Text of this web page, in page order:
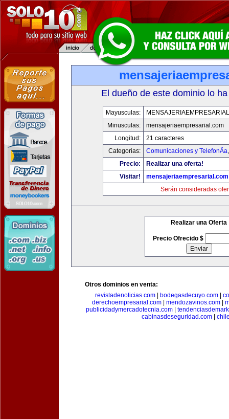
El dueño de este dominio lo
Mayusculas:
Minusculas:
mensajeriaempresarial.com
Longitud:
21 caracteres
Categorias:
Comunicaciones y TelefonÃ­a
Precio:
Realizar una oferta!
Visitar!
mensajeriaempresarial.com
Serán consideradas
Realizar una Oferta
Precio Ofrecido $
Otros dominios en venta:
revistadenoticias.com
bodegasdecuyo.com
derechoempresarial.com
mendozavinos.com
publicidadymercadotecnia.com|
cabinasdeseguridad.com